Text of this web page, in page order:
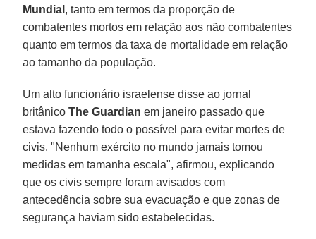
Mundial , tanto em termos da proporção de
combatentes mortos em relação aos não combatentes
quanto em termos da taxa de mortalidade em relação
ao tamanho da população.
Um alto funcionário israelense disse ao jornal
britânicoThe Guardian em janeiro passado que
estava fazendo todo o possível para evitar mortes de
civis. "Nenhum exército no mundo jamais tomou
medidas em tamanha escala", afirmou, explicando
que os civis sempre foram avisados ​​com
antecedência sobre sua evacuação e que zonas de
segurança haviam sido estabelecidas.